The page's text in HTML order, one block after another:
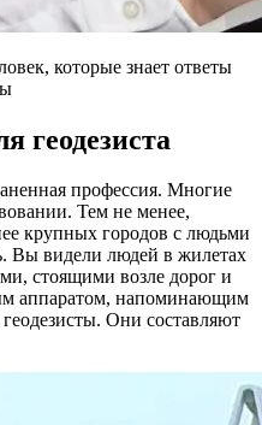
которые знает ответы
геодезиста
профессия. Многие
Тем не менее,
крупных городов с людьми
Вы видели людей в жилетах
стоящими возле дорог и
аппаратом, напоминающим
Они составляют